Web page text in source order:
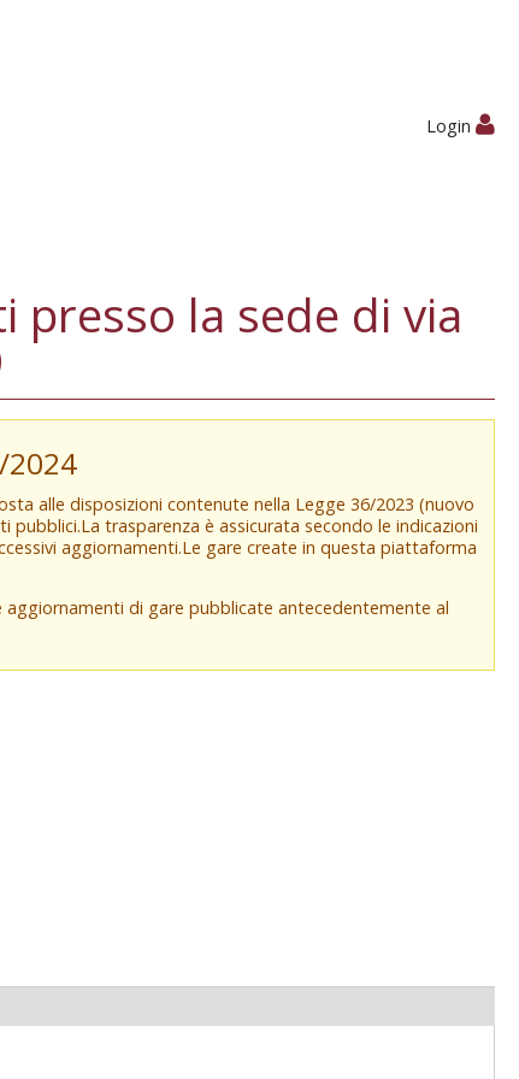
Login
presso la sede di via
alle disposizioni contenute nella Legge 36/2023 (nuovo
trasparenza è assicurata secondo le indicazioni
aggiornamenti.Le gare create in questa piattaforma
di gare pubblicate antecedentemente al